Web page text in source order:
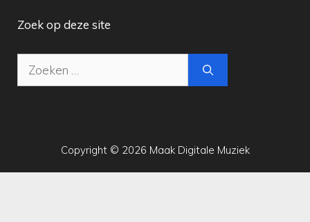
Zoek op deze site
Zoek
naar:
Copyright © 2026 Maak Digitale Muziek